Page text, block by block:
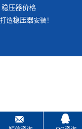
稳压器价格
造稳压器安装！
 